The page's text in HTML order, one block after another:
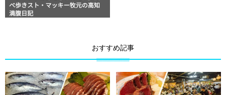
べ歩きスト・マッキー牧元の高知
満腹日記
おすすめ記事